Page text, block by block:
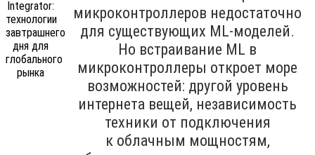
микроконтроллеров недостаточно
для существующих ML-моделей.
Но встраивание ML в
микроконтроллеры откроет море
возможностей: другой уровень
интернета вещей, независимость
техники от подключения
к облачным мощностям,